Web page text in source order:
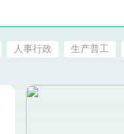
人事行政 生产普工